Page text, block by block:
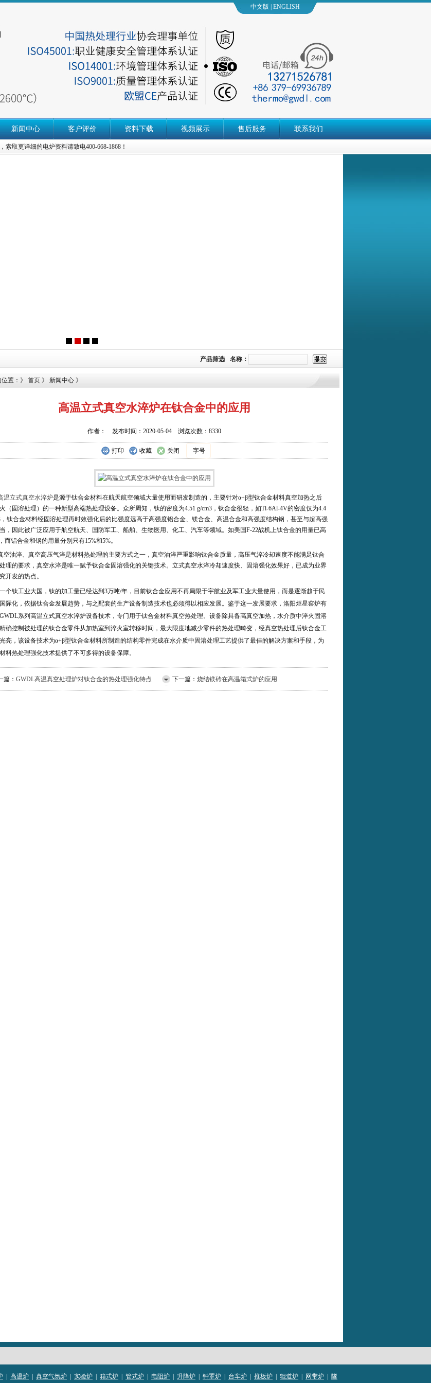
中文版 | ENGLISH
新闻中心 客户评价 资料下载 视频展示 售后服务 联系我们
取更详细的电炉资料请致电400-668-1868！
产品筛选 名称：
置：》 首页 》 新闻中心 》
高温立式真空水淬炉在钛合金中的应用
作者： 发布时间：2020-05-04 浏览次数：8330
打印 收藏 关闭 字号
温立式真空水淬炉是源于钛合金材料在航天航空领域大量使用而研发制造的，主要针对α+β型钛合金材料真空加热之后
（固溶处理）的一种新型高端热处理设备。众所周知，钛的密度为4.51 g/cm3 ，钛合金很轻，如Ti-6Al-4V的密度仅为4.4
，钛合金材料经固溶处理再时效强化后的比强度远高于高强度铝合金、镁合金、高温合金和高强度结构钢，甚至与超高强
，因此被广泛应用于航空航天、国防军工、船舶、生物医用、化工、汽车等领域。如美国F-22战机上钛合金的用量已高
，而铝合金和钢的用量分别只有15%和5%。
空油淬、真空高压气淬是材料热处理的主要方式之一，真空油淬严重影响钛合金质量，高压气淬冷却速度不能满足钛合
理的要求，真空水淬是唯一赋予钛合金固溶强化的关键技术。立式真空水淬冷却速度快、固溶强化效果好，已成为业界
开发的热点。
个钛工业大国，钛的加工量已经达到 3万吨/年，目前钛合金应用不再局限于宇航业及军工业大量使用，而是逐渐趋于民
际化，依据钛合金发展趋势，与之配套的生产设备制造技术也必须得以相应发展。鉴于这一发展要求，洛阳炬星窑炉有
系列高温立式真空水淬炉设备技术，专门用于钛合金材料真空热处理。设备除具备高真空加热，水介质中淬火固溶
确控制被处理的钛合金零件从加热室到淬火室转移时间，最大限度地减少零件的热处理畸变，经真空热处理后钛合金工
亮，该设备技术为α+β型钛合金材料所制造的结构零件完成在水介质中固溶处理工艺提供了最佳的解决方案和手段，为
料热处理强化技术提供了不可多得的设备保障。
篇： GWDL高温真空处理炉对钛合金的热处理强化特点 下一篇： 烧结镁砖在高温箱式炉的应用
高温炉 真空气氛炉 实验炉 箱式炉 管式炉 电阻炉 升降炉 钟罩炉 台车炉 推板炉 辊道炉 网带炉 隧